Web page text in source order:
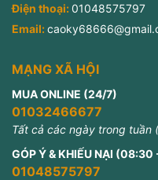
Điện thoại:01048575797
Email:
MẠNG XÃ HỘI
MUA ONLINE (24/7)
01032466677
Tất cả các ngày trong tuần
GÓP Ý & KHIẾU NẠI
01048575797